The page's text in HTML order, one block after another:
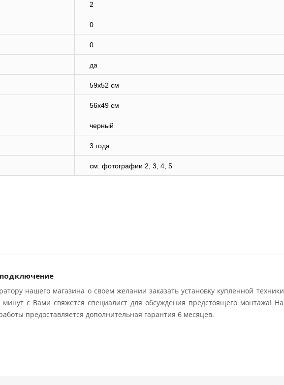
2
0
0
да
59х52 см
56х49 см
черный
3 года
cм. фотографии 2, 3, 4, 5
нашего магазина о своем желании заказать установку купленной техники
с Вами свяжется специалист для обсуждения предстоящего монтажа! На
предоставляется дополнительная гарантия 6 месяцев.